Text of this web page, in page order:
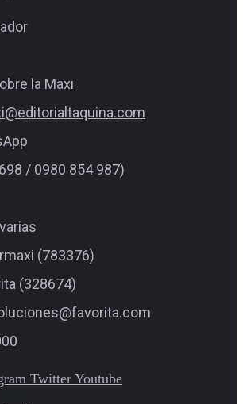
la Maxi
/ 0980 854 987)
(783376)
(328674)
Twitter Youtube